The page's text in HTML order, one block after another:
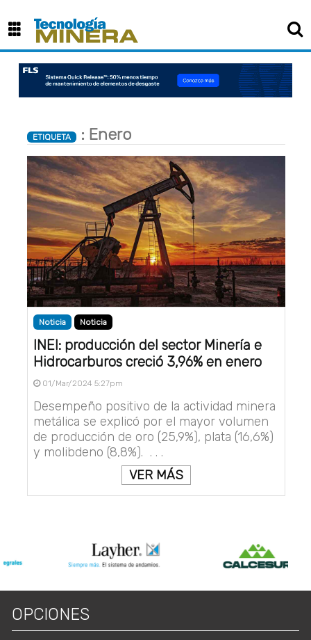
ETIQUETA : Enero
Noticia Noticia
INEI: producción del sector Minería e
Hidrocarburos creció 3,96% en enero
01/Mar/2024 5:27pm
Desempeño positivo de la actividad minera
metálica se explicó por el mayor volumen
de producción de oro (25,9%), plata (16,6%)
y molibdeno (8,8%). . . .
VER MÁS
OPCIONES